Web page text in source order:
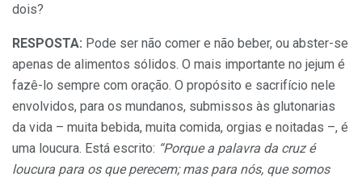
dois?
RESPOSTA: Pode ser não comer e não beber, ou abster-se
apenas de alimentos sólidos. O mais importante no jejum é
fazê-lo sempre com oração. O propósito e sacrifício nele
envolvidos, para os mundanos, submissos às glutonarias
da vida – muita bebida, muita comida, orgias e noitadas –, é
uma loucura. Está escrito: “Porque a palavra da cruz é
loucura para os que perecem; mas para nós, que somos